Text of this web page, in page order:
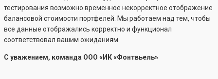
тестирования возможно временное некорректное отображение
балансовой стоимости портфелей. Мы работаем над тем, чтобы
все данные отображались корректно и функционал
соответствовал вашим ожиданиям.
С уважением, команда ООО «ИК «Фонтвьель»